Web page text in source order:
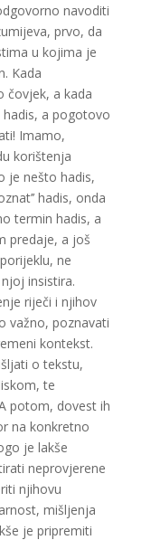
navoditi
prvo, da
u kojima je
Kada
čovjek, a kada
a pogotovo
Imamo,
korištenja
je nešto hadis,
hadis, onda
termin hadis, a
predaje, a još
ne
insistira.
riječi i njihov
važno, poznavati
kontekst.
o tekstu,
te
potom, dovest ih
na konkretno
je lakše
neprovjerene
njihovu
mišljenja
je pripremiti